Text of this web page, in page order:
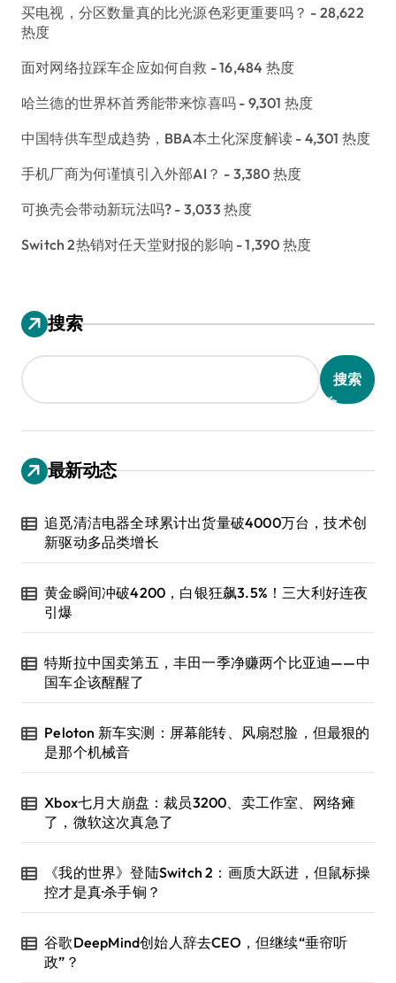
买电视，分区数量真的比光源色彩更重要吗？ - 28,622
热度
面对网络拉踩车企应如何自救 - 16,484 热度
哈兰德的世界杯首秀能带来惊喜吗 - 9,301 热度
中国特供车型成趋势，BBA本土化深度解读 - 4,301 热度
手机厂商为何谨慎引入外部AI？ - 3,380 热度
可换壳会带动新玩法吗? - 3,033 热度
Switch 2热销对任天堂财报的影响 - 1,390 热度
搜索
搜索
最新动态
追觅清洁电器全球累计出货量破4000万台，技术创
新驱动多品类增长
黄金瞬间冲破4200，白银狂飙3.5%！三大利好连夜
引爆
特斯拉中国卖第五，丰田一季净赚两个比亚迪——中
国车企该醒醒了
Peloton 新车实测：屏幕能转、风扇怼脸，但最狠的
是那个机械音
Xbox七月大崩盘：裁员3200、卖工作室、网络瘫
了，微软这次真急了
《我的世界》登陆Switch 2：画质大跃进，但鼠标操
控才是真·杀手锏？
谷歌DeepMind创始人辞去CEO，但继续“垂帘听
政”？